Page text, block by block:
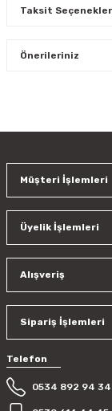
Taksit
Önerileriniz
Ürün resmi
Ürün bilgilerinde
Bu ürüne benzer
Müşteri İşlemleri
Üyelik İşlemleri
Alışveriş
Sipariş İşlemleri
Telefon
0534 892 94 34